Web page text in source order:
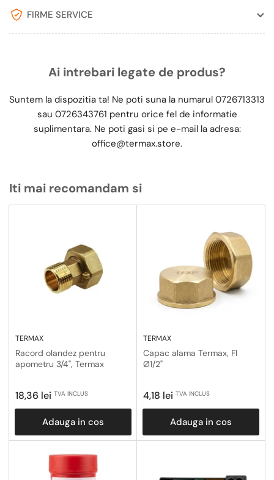
FIRME SERVICE
Ai intrebari legate de produs?
Suntem la dispozitia ta! Ne poti suna la numarul 0726713313
sau 0726343761 pentru orice fel de informatie
suplimentara. Ne poti gasi si pe e-mail la adresa:
office@termax.store.
Iti mai recomandam si
TERMAX
Racord olandez pentru
apometru 3/4", Termax
Pret
obisnuit
18,36 lei TVA INCLUS
Adauga in cos
TERMAX
Capac alama Termax, FI
Ø1/2"
Pret
obisnuit
4,18 lei TVA INCLUS
Adauga in cos